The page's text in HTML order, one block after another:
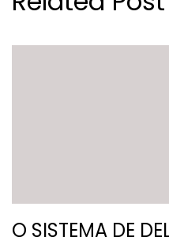
O SISTEMA DE